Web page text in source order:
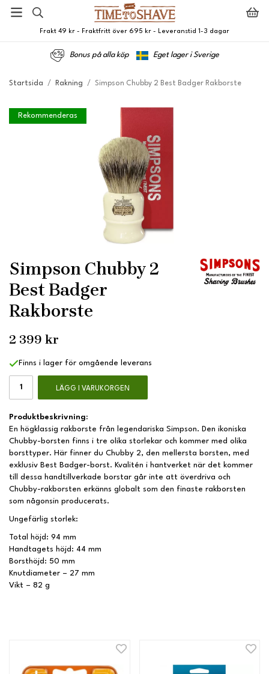
Frakt 49 kr - Fraktfritt över 695 kr - Leveranstid 1-3 dagar
Bonus på alla köp Eget lager i Sverige
Startsida / Rakning / Simpson Chubby 2 Best Badger Rakborste
Rekommenderas
Simpson Chubby 2
Best Badger
Rakborste
2 399 kr
Finns i lager för omgående leverans
LÄGG I VARUKORGEN
Produktbeskrivning:
En högklassig rakborste från legendariska Simpson. Den ikoniska
Chubby-borsten finns i tre olika storlekar och kommer med olika
borsttyper. Här finner du Chubby 2, den mellersta borsten, med
exklusiv Best Badger-borst. Kvalitén i hantverket när det kommer
till dessa handtillverkade borstar går inte att överdriva och
Chubby-rakborsten erkänns globalt som den finaste rakborsten
som någonsin producerats.
Ungefärlig storlek:
Total höjd: 94 mm
Handtagets höjd: 44 mm
Borsthöjd: 50 mm
Knutdiameter – 27 mm
Vikt – 82 g